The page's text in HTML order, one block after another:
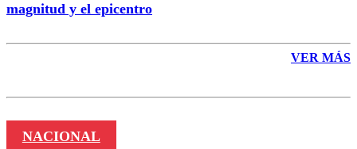
magnitud y el epicentro
VER MÁS
NACIONAL